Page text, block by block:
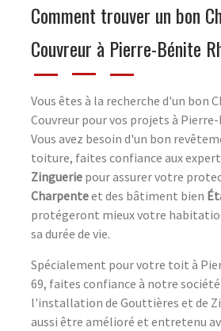
Comment trouver un bon
Couvreur à Pierre-Bénite
Vous êtes à la recherche d'un bon
Couvreur pour vos projets à
Vous avez besoin d'un bon
toiture, faites confiance aux
Zinguerie pour assurer votre
Charpenteet des bâtiment bien
protégeront mieux votre
sa durée de vie.
Spécialement pour votre toit à
69, faites confiance à notre
l'installation de Gouttières et de
aussi être amélioré et entretenu